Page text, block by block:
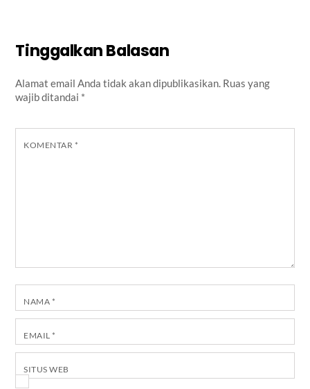
Tinggalkan Balasan
Alamat email Anda tidak akan dipublikasikan. Ruas yang
wajib ditandai *
KOMENTAR *
NAMA *
EMAIL *
SITUS WEB